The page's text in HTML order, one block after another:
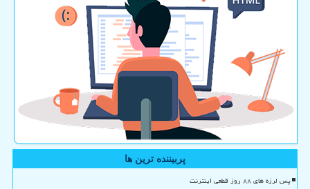
پربیننده ترین ها
پس لرزه های ۸۸ روز قطعی اینترنت